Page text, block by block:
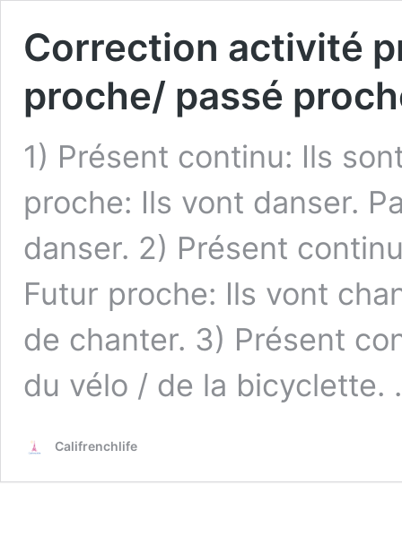
Correction activité
proche/ passé
1) Présent continu: Ils
proche: Ils vont danser.
danser. 2) Présent
Futur proche: Ils vont
de chanter. 3) Présent
du vélo / de la
Califrenchlife